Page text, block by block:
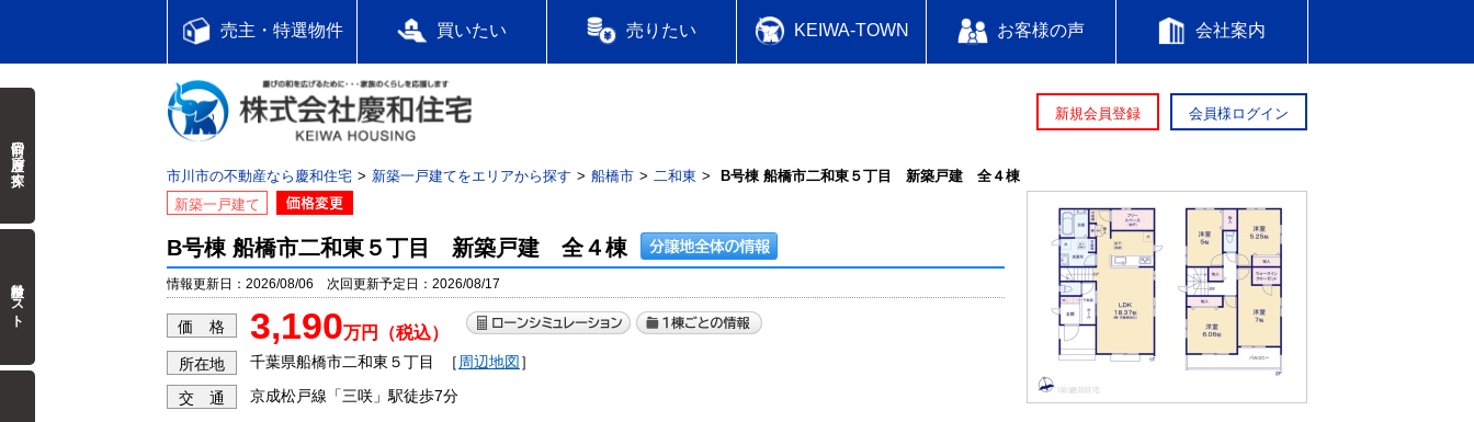
売主・特選物件 買いたい 売りたい KEIWA-TOWN お客様の声 会社案内
新規会員登録 会員様ログイン
市川市の不動産なら慶和住宅 新築一戸建てをエリアから探す 船橋市 二和東
B号棟 船橋市二和東５丁目 新築戸建 全４棟
新築一戸建て
B号棟 船橋市二和東５丁目 新築戸建 全４棟
情報更新日：2026/08/06 次回更新予定日：2026/08/17
価 格 3,190万円（税込）
所在地 千葉県船橋市二和東５丁目 ［ 周辺地図 ］
交 通 京成松戸線「三咲」駅徒歩7分
前回の履歴で探す
検討中リスト